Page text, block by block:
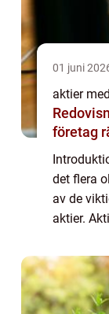
01 juni
aktier
företag
det flera
av de
aktier.
en stabil